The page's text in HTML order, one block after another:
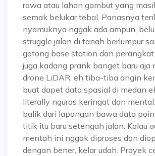
rawa atau lahan gambut yang
semak belukar tebal. Panasnya
nyamuknya nggak ada ampun,
struggle jalan di tanah berlumpur
gotong base station dan perangkat
juga kadang prank banget baru aja
drone LiDAR, eh tiba-tiba angin
buat dapet data spasial di medan
literally nguras keringat dan
balik dari lapangan bawa data
titik itu baru setengah jalan. Kalau
mentah ini nggak diproses dan
dengan bener, kelar udah. Proyek